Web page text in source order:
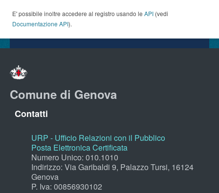
E' possibile inoltre accedere al registro usando le API (vedi
Documentazione API).
Comune di Genova
Contatti
URP - Ufficio Relazioni con il Pubblico
Posta Elettronica Certificata
Numero Unico: 010.1010
Indirizzo: Via Garibaldi 9, Palazzo Tursi, 16124
Genova
P. Iva: 00856930102